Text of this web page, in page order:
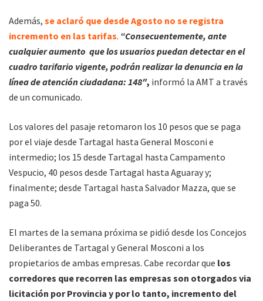
Además, se aclaró que desde Agosto no se registra
incremento en las tarifas. “Consecuentemente, ante
cualquier aumento que los usuarios puedan detectar en el
cuadro tarifario vigente, podrán realizar la denuncia en la
línea de atención ciudadana: 148″, informó la AMT a través
de un comunicado.
Los valores del pasaje retomaron los 10 pesos que se paga
por el viaje desde Tartagal hasta General Mosconi e
intermedio; los 15 desde Tartagal hasta Campamento
Vespucio, 40 pesos desde Tartagal hasta Aguaray y;
finalmente; desde Tartagal hasta Salvador Mazza, que se
paga 50.
El martes de la semana próxima se pidió desde los Concejos
Deliberantes de Tartagal y General Mosconi a los
propietarios de ambas empresas. Cabe recordar que los
corredores que recorren las empresas son otorgados via
licitación por Provincia y por lo tanto, incremento del